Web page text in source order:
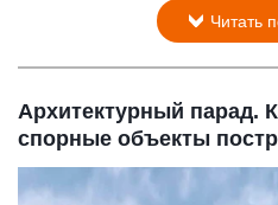
Читать
Архитектурный парад.
спорные объекты